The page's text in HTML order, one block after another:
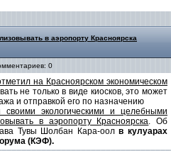
в аэропорту Красноярска
0
на Красноярском экономическом
не только в виде киосков, это может
и отправкой его по назначению
экологическими и целебными
в аэропорту Красноярска . Об
Тувы Шолбан Кара-оолв кулуарах
(КЭФ).